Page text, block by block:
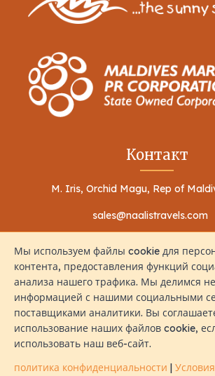
Контакт
M. Iris, Orchid Magu, Rep of
sales@naalistravels.com
Условия использования политика
Мы используем файлы cookie для
контента, предоставления функций
анализа нашего трафика. Мы делимся
информацией с нашими социальными
поставщиками аналитики. Вы
использование наших файлов cookie,
использовать наш веб-сайт.
политика конфиденциальности |